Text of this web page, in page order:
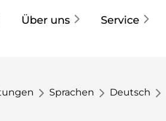
Über uns Service
Sprachen Deutsch